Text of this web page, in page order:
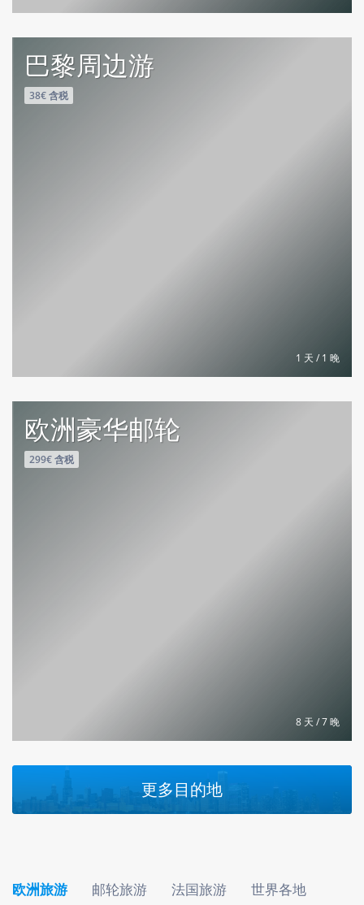
巴黎周边游
38€ 含税
1 天 / 1 晚
欧洲豪华邮轮
299€ 含税
8 天 / 7 晚
更多目的地
欧洲旅游 邮轮旅游 法国旅游 世界各地